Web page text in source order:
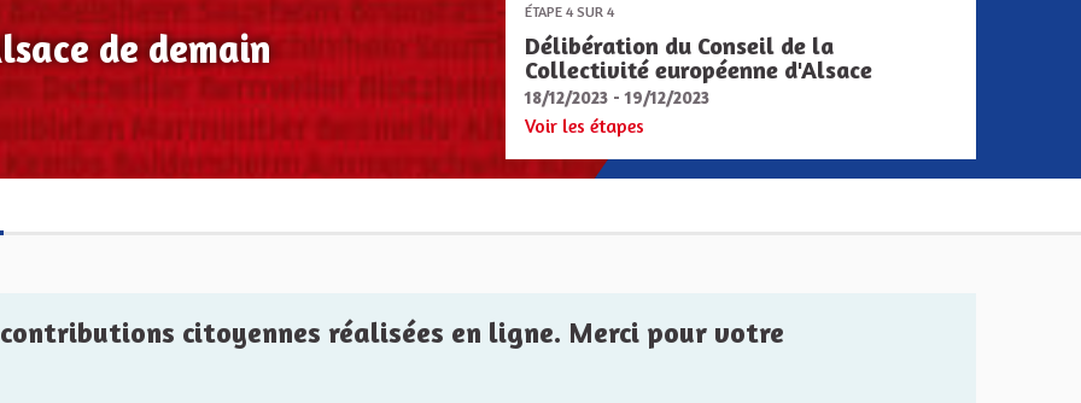
de demain
ÉTAPE 4 SUR 4
Délibération du Conseil de la
Collectivité européenne d'Alsace
18/12/2023 - 19/12/2023
Voir les étapes
citoyennes réalisées en ligne. Merci pour votre